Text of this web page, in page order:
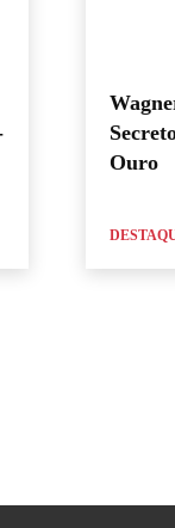
Ouro